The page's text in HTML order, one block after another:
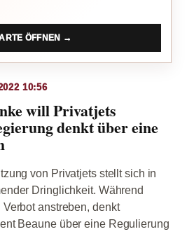
ÖFFNEN →
10:56
will Privatjets
denkt über eine
von Privatjets stellt sich in
Dringlichkeit. Während
anstreben, denkt
Beaune über eine Regulierung